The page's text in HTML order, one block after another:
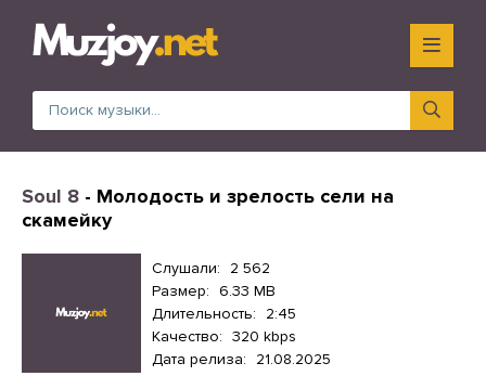
Soul 8 - Молодость и зрелость сели на
скамейку
Слушали:
2 562
Размер: 6.33 MB
Длительность:
2:45
Качество: 320 kbps
Дата релиза:
21.08.2025